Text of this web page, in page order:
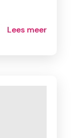
Lees meer